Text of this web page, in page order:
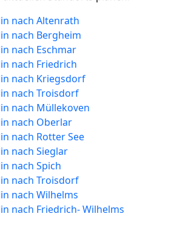
nach Altenrath
nach Bergheim
nach Eschmar
nach Friedrich
nach Kriegsdorf
nach Troisdorf
nach Müllekoven
nach Oberlar
nach Rotter See
nach Sieglar
nach Spich
nach Troisdorf
nach Wilhelms
nach Friedrich- Wilhelms